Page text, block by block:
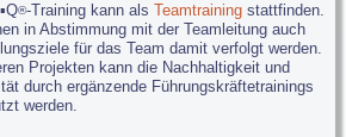
®-Training kann alsTeamtraining stattfinden.
in Abstimmung mit der Teamleitung auch
für das Team damit verfolgt werden.
Projekten kann die Nachhaltigkeit und
durch ergänzende Führungskräftetrainings
werden.